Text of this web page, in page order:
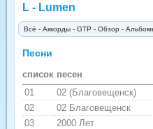
L - Lumen
Всё - Аккорды - GTP - Обзор -
Песни
список песен
01
02 (Благовещенск)
02
02 Благовещенск
03
2000 Лет